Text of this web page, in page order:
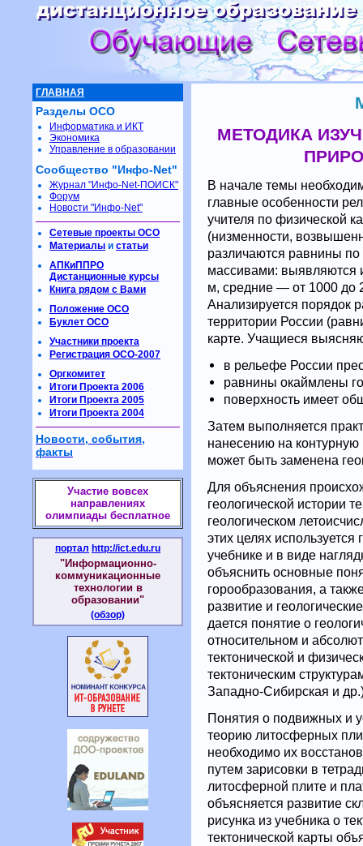
МЕТОДИКА
В начале темы
главные особенности
учителя по физической
(низменности,
различаются равнины
массивами: выявляются
м, средние — от 1000 до
Анализируется порядок
территории России
карте. Учащиеся
в рельефе России
равнины окаймлены
поверхность имеет
Затем выполняется
нанесению на контурную
может быть заменена
Для объяснения
геологической истории
геологическом
этих целях используется
учебнике и в виде
объяснить основные
горообразования, а
развитие и
дается понятие о
относительном и
тектонической и
тектоническим
Западно-Сибирская и
Понятия о подвижных и
теорию литосферных
необходимо их
путем зарисовки в
литосферной плите и
объясняется развитие
рисунка из учебника о
тектонической карты
ГЛАВНАЯ
Разделы ОСО
Информатика и ИКТ
Экономика
Управление в образовании
Сообщество "Инфо-Net"
Журнал "Инфо-Net-ПОИСК"
Форум
Новости "Инфо-Net"
Сетевые проекты ОСО
Материалы и статьи
АПКиППРО
Дистанционные курсы
Книга рядом с Вами
Положение ОСО
Буклет ОСО
Участники проекта
Регистрация ОСО-2007
Оргкомитет
Итоги Проекта 2006
Итоги Проекта 2005
Итоги Проекта 2004
Новости, события,
факты
Участие вовсех
направлениях
олимпиады бесплатное
портал http://ict.edu.ru
"Информационно-
коммуникационные
технологии в
образовании"
(обзор)